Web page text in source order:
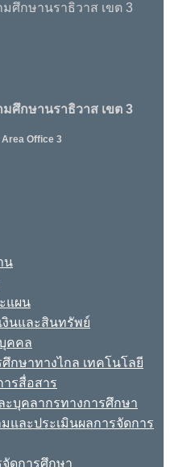
ศึกษานราธิวาส เขต 3
ศึกษานราธิวาส เขต 3
Office 3
น
แผน
งินและสินทรัพย์
คคล
กษาทางไกล เทคโนโลยี
ารสื่อสาร
บุคลากรทางการศึกษา
และประเมินผลการจัดการ
จัดการศึกษา